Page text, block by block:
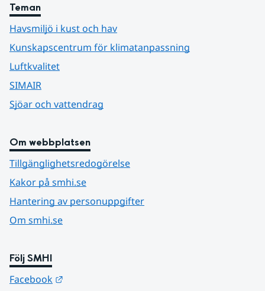
Teman
Havsmiljö i kust och hav
Kunskapscentrum för klimatanpassning
Luftkvalitet
SIMAIR
Sjöar och vattendrag
Om webbplatsen
Tillgänglighetsredogörelse
Kakor på smhi.se
Hantering av personuppgifter
Om smhi.se
Följ SMHI
Facebook